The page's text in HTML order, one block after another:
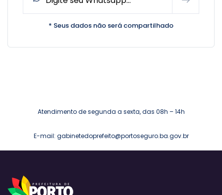
* Seus dados não será compartilhado
Atendimento de segunda a sexta, das 08h – 14h
E-mail: gabinetedoprefeito@portoseguro.ba.gov.br